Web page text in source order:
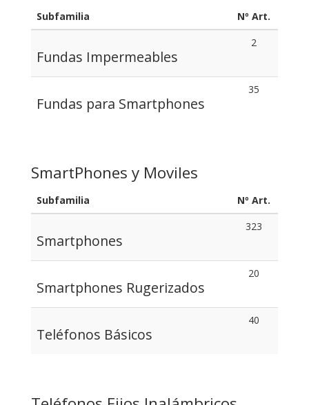
Subfamilia Nº Art.
Fundas Impermeables
2
Fundas para Smartphones
35
SmartPhones y Moviles
Subfamilia Nº Art.
Smartphones
323
Smartphones Rugerizados
20
Teléfonos Básicos
40